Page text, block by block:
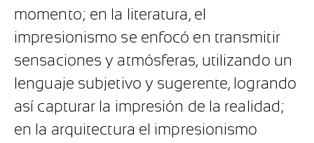
momento; en la literatura, el
impresionismo se enfocó en transmitir
sensaciones y atmósferas, utilizando un
lenguaje subjetivo y sugerente, logrando
así capturar la impresión de la realidad;
en la arquitectura el impresionismo